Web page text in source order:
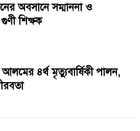
অবসানে সম্মাননা ও
শিক্ষক
৪র্থ মৃত্যুবার্ষিকী পালন,